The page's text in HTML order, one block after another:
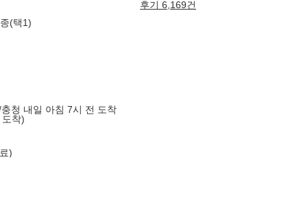
후기 6,169건
(택1)
청 내일 아침 7시 전 도착
착)
)